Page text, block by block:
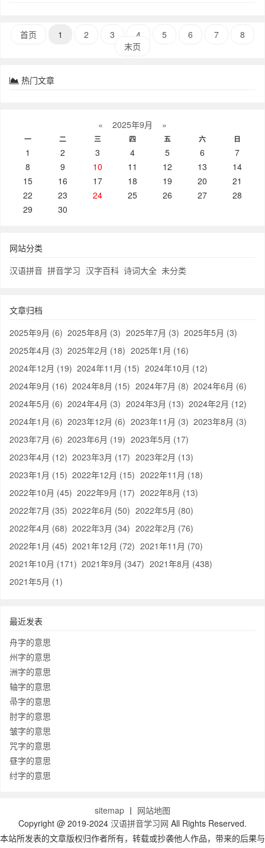
首页 1 2 3 4 5 6 7
8
末页
热门文章
« 2025年9月 »
一 二 三 四 五 六 日
1 2 3 4 5 6
7
8
9 10 11 12 13
14
15
16 17 18 19 20
21
22
23 24 25 26 27
28
29
30
网站分类
汉语拼音 拼音学习 汉字百科 诗词大全 未分类
文章归档
2025年9月 (6) 2025年8月 (3) 2025年7月 (3) 2025年5月 (3)
2025年4月 (3) 2025年2月 (18) 2025年1月 (16)
2024年12月 (19) 2024年11月 (15) 2024年10月 (12)
2024年9月 (16) 2024年8月 (15) 2024年7月 (8) 2024年6月 (6)
2024年5月 (6) 2024年4月 (3) 2024年3月 (13) 2024年2月 (12)
2024年1月 (6) 2023年12月 (6) 2023年11月 (3) 2023年8月 (3)
2023年7月 (6) 2023年6月 (19) 2023年5月 (17)
2023年4月 (12) 2023年3月 (17) 2023年2月 (13)
2023年1月 (15) 2022年12月 (15) 2022年11月 (18)
2022年10月 (45) 2022年9月 (17) 2022年8月 (13)
2022年7月 (35) 2022年6月 (50) 2022年5月 (80)
2022年4月 (68) 2022年3月 (34) 2022年2月 (76)
2022年1月 (45) 2021年12月 (72) 2021年11月 (70)
2021年10月 (171) 2021年9月 (347) 2021年8月 (438)
2021年5月 (1)
最近发表
舟字的意思
州字的意思
洲字的意思
轴字的意思
帚字的意思
肘字的意思
皱字的意思
咒字的意思
昼字的意思
纣字的意思
sitemap 丨 网站地图
Copyright @ 2019-2024 汉语拼音学习网 All Rights Reserved.
本站所发表的文章版权归作者所有，转载或抄袭他人作品，带来的后果与